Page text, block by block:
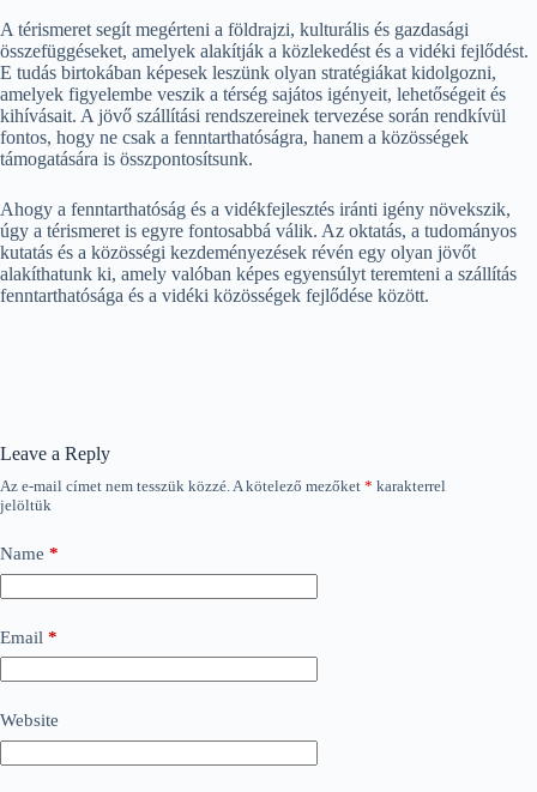
A térismeret segít megérteni a földrajzi, kulturális és gazdasági
összefüggéseket, amelyek alakítják a közlekedést és a vidéki fejlődést.
E tudás birtokában képesek leszünk olyan stratégiákat kidolgozni,
amelyek figyelembe veszik a térség sajátos igényeit, lehetőségeit és
kihívásait. A jövő szállítási rendszereinek tervezése során rendkívül
fontos, hogy ne csak a fenntarthatóságra, hanem a közösségek
támogatására is összpontosítsunk.
Ahogy a fenntarthatóság és a vidékfejlesztés iránti igény növekszik,
úgy a térismeret is egyre fontosabbá válik. Az oktatás, a tudományos
kutatás és a közösségi kezdeményezések révén egy olyan jövőt
alakíthatunk ki, amely valóban képes egyensúlyt teremteni a szállítás
fenntarthatósága és a vidéki közösségek fejlődése között.
Leave a Reply
Az e-mail címet nem tesszük közzé.A kötelező mezőket * karakterrel
jelöltük
Name *
Email *
Website